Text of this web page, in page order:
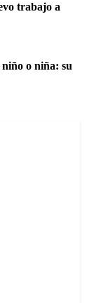
trabajo a
o niña: su